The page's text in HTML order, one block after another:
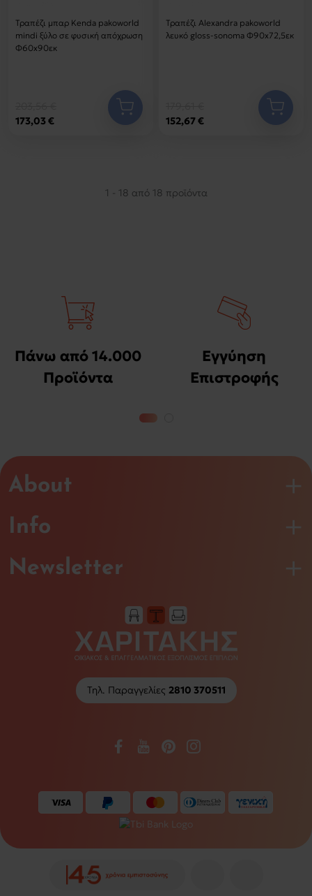
Τραπέζι μπαρ Kenda pakoworld
mindi ξύλο σε φυσική απόχρωση
Φ60x90εκ
173,03 €
Τραπέζι Alexandra pakoworld
λευκό gloss-sonoma Φ90x72,5εκ
152,67 €
1 - 18 από 18 προϊόντα
Πάνω από 14.000
Προϊόντα
Εγγύηση
Επιστροφής
About
Info
Τηλ. Παραγγελίες 2810 370511
Newsletter